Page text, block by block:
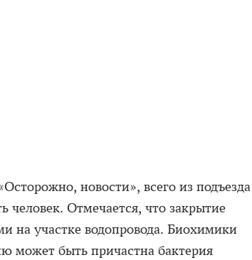
новости», всего из подъезда
человек. Отмечается, что закрытие
на участке водопровода. Биохимики
может быть причастна бактерия